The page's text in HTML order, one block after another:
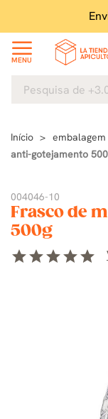
MENU
Início embalagem
anti-gotejamento
004046-10
Frasco de
500g
starstarstarstarstar